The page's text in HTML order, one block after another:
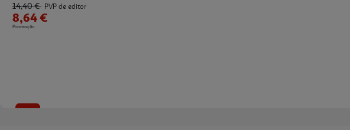
14,40 € PVP de editor
8,64 €
Promoção